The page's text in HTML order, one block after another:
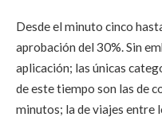
Desde el minuto cinco
aprobación del 30%. Sin
aplicación; las únicas
de este tiempo son las de
minutos; la de viajes entre